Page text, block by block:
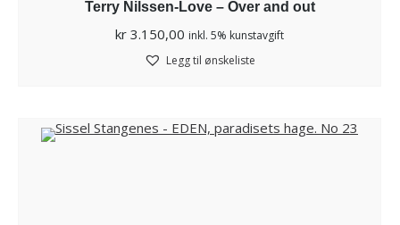
Terry Nilssen-Love – Over and out
kr 3.150,00 inkl. 5% kunstavgift
Legg til ønskeliste